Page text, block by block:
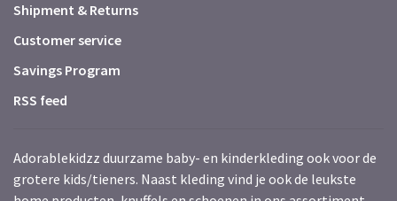
Shipment & Returns
Customer service
Savings Program
RSS feed
Adorablekidzz duurzame baby- en kinderkleding ook voor de
grotere kids/tieners. Naast kleding vind je ook de leukste